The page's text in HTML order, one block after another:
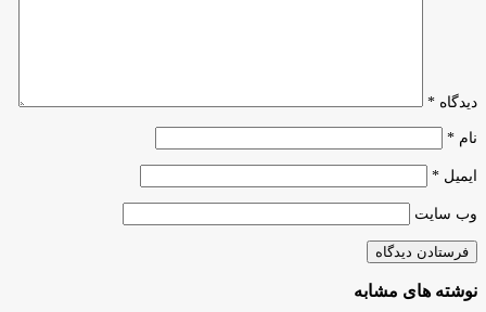
دیدگاه *
نام *
ایمیل *
وب‌ سایت
نوشته های مشابه